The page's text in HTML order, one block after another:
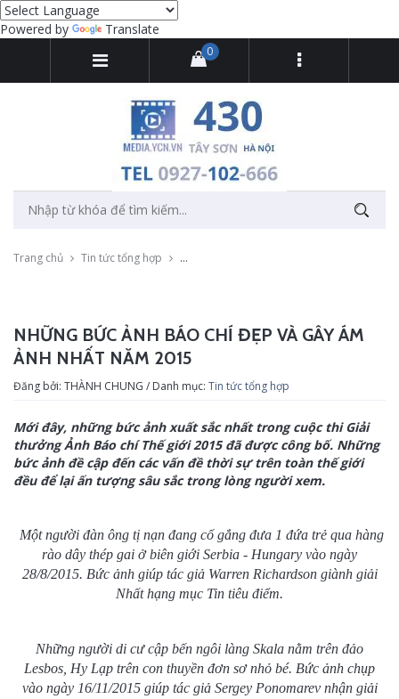
Powered by Translate
0
Trang chủ Tin tức tổng hợp Những bức ảnh báo chí đẹp và gây ám ảnh
NHỮNG BỨC ẢNH BÁO CHÍ ĐẸP VÀ GÂY ÁM
ẢNH NHẤT NĂM 2015
Đăng bởi: THÀNH CHUNG / Danh mục: Tin tức tổng hợp
Mới đây, những bức ảnh xuất sắc nhất trong cuộc thi Giải
thưởng Ảnh Báo chí Thế giới 2015 đã được công bố. Những
bức ảnh đề cập đến các vấn đề thời sự trên toàn thế giới
đều để lại ấn tượng sâu sắc trong lòng người xem.
Một người đàn ông tị nạn đang cố gắng đưa 1 đứa trẻ qua hàng
rào dây thép gai ở biên giới Serbia - Hungary vào ngày
28/8/2015. Bức ảnh giúp tác giả Warren Richardson giành giải
Nhất hạng mục Tin tiêu điểm.
Những người di cư cập bến ngôi làng Skala nằm trên đảo
Lesbos, Hy Lạp trên con thuyền đơn sơ nhỏ bé. Bức ảnh chụp
vào ngày 16/11/2015 giúp tác giả Sergey Ponomarev nhận giải